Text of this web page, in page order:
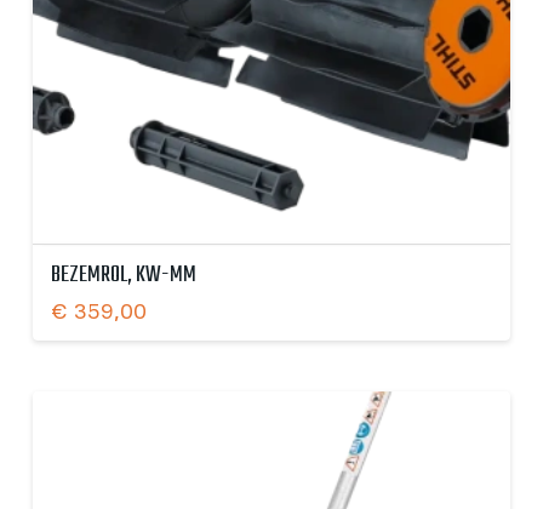
BEZEMROL, KW-MM
€ 359,00